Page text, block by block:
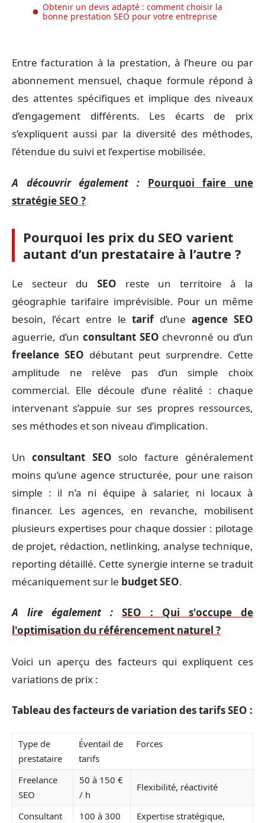
Obtenir un devis adapté : comment choisir la
bonne prestation SEO pour votre entreprise
Entre facturation à la prestation, à l’heure ou par
abonnement mensuel, chaque formule répond à
des attentes spécifiques et implique des niveaux
d’engagement différents. Les écarts de prix
s’expliquent aussi par la diversité des méthodes,
l’étendue du suivi et l’expertise mobilisée.
A découvrir également :
Pourquoi faire une
stratégie SEO ?
Pourquoi les prix du SEO varient
autant d’un prestataire à l’autre ?
Le secteur du SEO reste un territoire à la
géographie tarifaire imprévisible. Pour un même
besoin, l’écart entre le tarifd’une agence SEO
aguerrie, d’un consultant SEO chevronné ou d’un
freelance SEO débutant peut surprendre. Cette
amplitude ne relève pas d’un simple choix
commercial. Elle découle d’une réalité : chaque
intervenant s’appuie sur ses propres ressources,
ses méthodes et son niveau d’implication.
Unconsultant SEO solo facture généralement
moins qu’une agence structurée, pour une raison
simple : il n’a ni équipe à salarier, ni locaux à
financer. Les agences, en revanche, mobilisent
plusieurs expertises pour chaque dossier : pilotage
de projet, rédaction, netlinking, analyse technique,
reporting détaillé. Cette synergie interne se traduit
mécaniquement sur le budget SEO.
A lire également :
SEO : Qui s'occupe de
l'optimisation du référencement naturel ?
Voici un aperçu des facteurs qui expliquent ces
variations de prix :
Tableau des facteurs de variation des tarifs SEO :
Type de
prestataire
Éventail de
tarifs
Forces
Freelance
SEO
50 à 150 €
/ h
Flexibilité, réactivité
Consultant 100 à 300 Expertise stratégique,